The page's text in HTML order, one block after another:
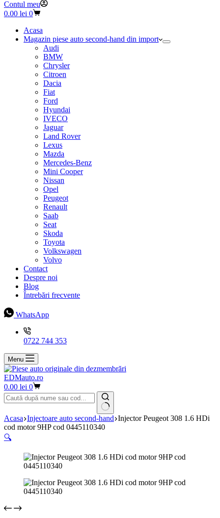
Niciun
rezultat
Contul meu
Coș
cumpărături
0.00 lei 0
Acasa
Magazin piese auto second-hand din import
Audi
BMW
Chrysler
Citroen
Dacia
Fiat
Ford
Hyundai
IVECO
Jaguar
Land Rover
Lexus
Mazda
Mercedes-Benz
Mini Cooper
Nissan
Opel
Peugeot
Renault
Saab
Seat
Skoda
Toyota
Volkswagen
Volvo
Contact
Despre noi
Blog
Întrebări frecvente
WhatsApp
0722 744 353
Menu
EDMauto.ro
Coș
de
cumpărături
0.00 lei 0
Niciun
rezultat
Acasa Injectoare auto second-hand Injector Peugeot 308 1.6 HDi
cod motor 9HP cod 0445110340
🔍